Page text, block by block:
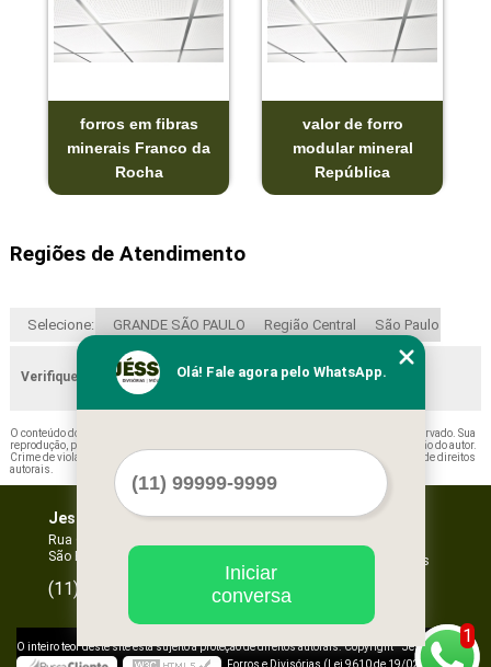
forros em fibras
minerais Franco da
Rocha
valor de forro
modular mineral
República
Regiões de Atendimento
Selecione: GRANDE SÃO PAULO Região Central São Paulo
Verifique as regiões que atendemos
O conteúdo do texto "
" é de direito reservado. Sua
reprodução, parcial ou total, mesmo citando nossos links, é proibida sem a autorização do autor.
Crime de violação de direito autoral – artigo 184 do Código Penal –
Lei 9610/98 - Lei de direitos
autorais
Jessica Forros e Divisórias
Rua Oscar Horta, 269 - Mooca
São Paulo - SP - CEP: 03105-110
(11)
Serviços
O inteiro teor deste site está sujeito à proteção de direitos autorais. Copyright Jessica
Forros e Divisórias (Lei 9610 de 19/02/1998)
1
Olá! Fale agora pelo WhatsApp.
Iniciar
conversa